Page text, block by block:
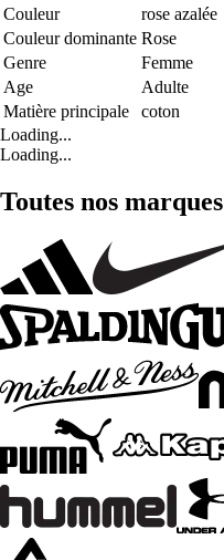
Couleur
rose azalée
Couleur dominante Rose
Genre
Femme
Age
Adulte
Matière principale
coton
Loading...
Loading...
Toutes nos marques